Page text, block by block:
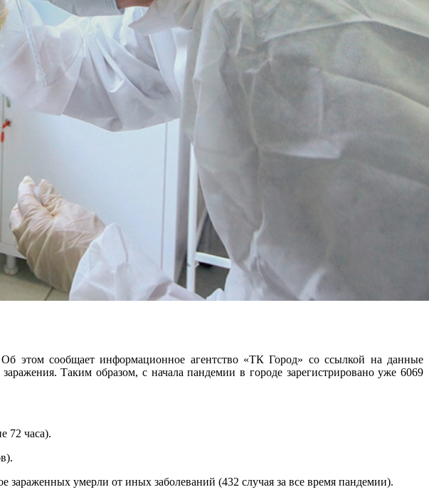
этом сообщает информационное агентство «ТК Город» со ссылкой на данные
Таким образом, с начала пандемии в городе зарегистрировано уже 6069
72 часа).
умерли от иных заболеваний (432 случая за все время пандемии).